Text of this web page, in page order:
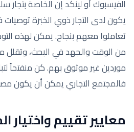
الفيسبوك أو لينكد إن الخاصة بتجار
يكون لدى التجار ذوي الخبرة
تعاملوا معهم بنجاح. يمكن لهذه
من الوقت والجهد في البحث، وتقلل
موردين غير موثوق بهم. كن منفتحاً
فالمجتمع التجاري يمكن أن يكون
معايير تقييم واختيار